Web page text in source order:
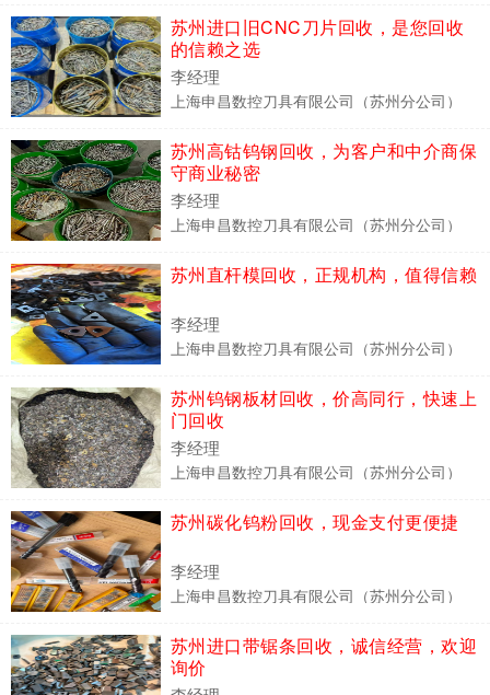
苏州进口旧CNC刀片回收，是您回收
的信赖之选
李经理
上海申昌数控刀具有限公司（苏州分公司）
苏州高钴钨钢回收，为客户和中介商保
守商业秘密
李经理
上海申昌数控刀具有限公司（苏州分公司）
苏州直杆模回收，正规机构，值得信赖
李经理
上海申昌数控刀具有限公司（苏州分公司）
苏州钨钢板材回收，价高同行，快速上
门回收
李经理
上海申昌数控刀具有限公司（苏州分公司）
苏州碳化钨粉回收，现金支付更便捷
李经理
上海申昌数控刀具有限公司（苏州分公司）
苏州进口带锯条回收，诚信经营，欢迎
询价